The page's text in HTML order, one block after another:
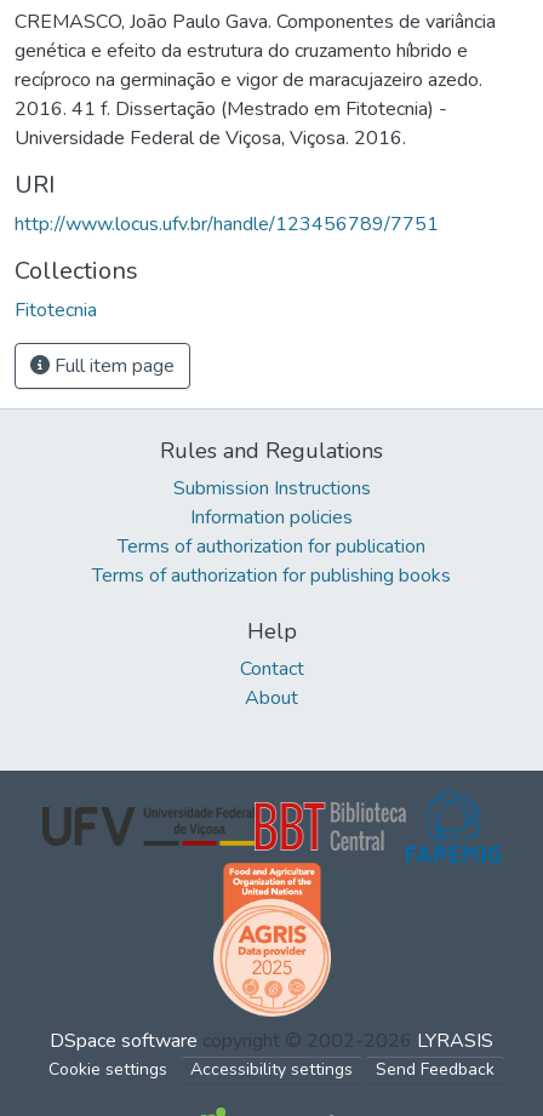
CREMASCO, João Paulo Gava. Componentes de variância
genética e efeito da estrutura do cruzamento híbrido e
recíproco na germinação e vigor de maracujazeiro azedo.
2016. 41 f. Dissertação (Mestrado em Fitotecnia) -
Universidade Federal de Viçosa, Viçosa. 2016.
URI
http://www.locus.ufv.br/handle/123456789/7751
Collections
Fitotecnia
Full item page
Rules and Regulations
Submission Instructions
Information policies
Terms of authorization for publication
Terms of authorization for publishing books
Help
Contact
About
DSpace software copyright © 2002-2026 LYRASIS
Cookie settings Accessibility settings Send Feedback